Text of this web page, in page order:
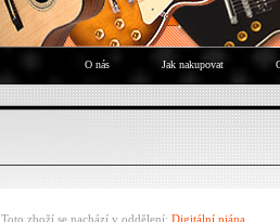
O nás Jak nakupovat
Toto zboží se nachází v oddělení: Digitální piána